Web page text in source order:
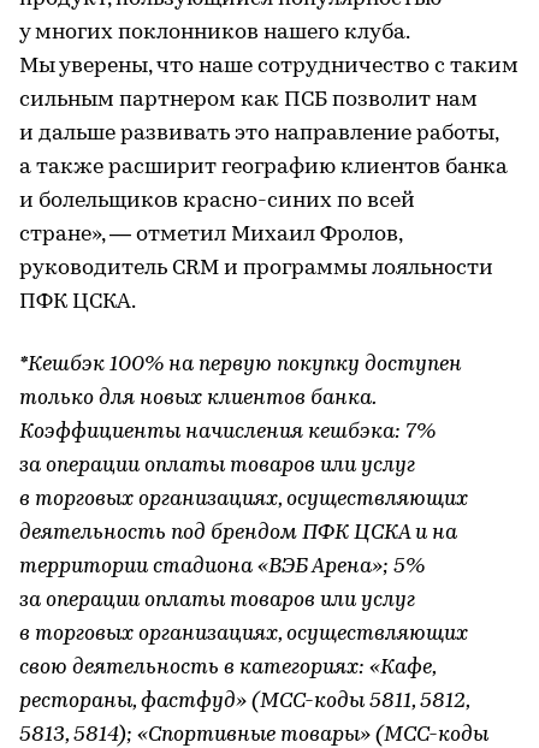
у многих поклонников нашего клуба.
Мы уверены, что наше сотрудничество с таким
сильным партнером как ПСБ позволит нам
и дальше развивать это направление работы,
а также расширит географию клиентов банка
и болельщиков красно-синих по всей
стране», — отметил Михаил Фролов,
руководитель CRM и программы лояльности
ПФК ЦСКА.
*Кешбэк 100% на первую покупку доступен
только для новых клиентов банка.
Коэффициенты начисления кешбэка: 7%
за операции оплаты товаров или услуг
в торговых организациях, осуществляющих
деятельность под брендом ПФК ЦСКА и на
территории стадиона «ВЭБ Арена»; 5%
за операции оплаты товаров или услуг
в торговых организациях, осуществляющих
свою деятельность в категориях: «Кафе,
рестораны, фастфуд» (МСС-коды 5811, 5812,
5813, 5814); «Спортивные товары» (МСС-коды